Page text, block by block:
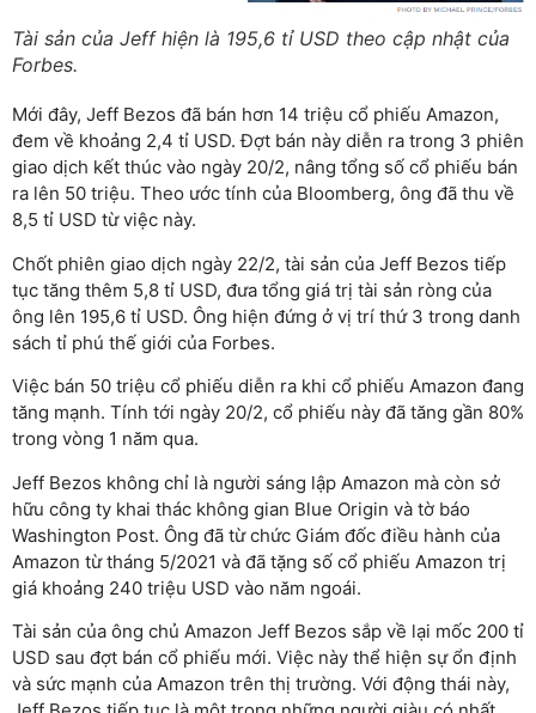
Tài sản của Jeff hiện là 195,6 tỉ USD theo cập nhật của
Forbes.
Mới đây, Jeff Bezos đã bán hơn 14 triệu cổ phiếu Amazon,
đem về khoảng 2,4 tỉ USD. Đợt bán này diễn ra trong 3 phiên
giao dịch kết thúc vào ngày 20/2, nâng tổng số cổ phiếu bán
ra lên 50 triệu. Theo ước tính của Bloomberg, ông đã thu về
8,5 tỉ USD từ việc này.
Chốt phiên giao dịch ngày 22/2, tài sản của Jeff Bezos tiếp
tục tăng thêm 5,8 tỉ USD, đưa tổng giá trị tài sản ròng của
ông lên 195,6 tỉ USD. Ông hiện đứng ở vị trí thứ 3 trong danh
sách tỉ phú thế giới của Forbes.
Việc bán 50 triệu cổ phiếu diễn ra khi cổ phiếu Amazon đang
tăng mạnh. Tính tới ngày 20/2, cổ phiếu này đã tăng gần 80%
trong vòng 1 năm qua.
Jeff Bezos không chỉ là người sáng lập Amazon mà còn sở
hữu công ty khai thác không gian Blue Origin và tờ báo
Washington Post. Ông đã từ chức Giám đốc điều hành của
Amazon từ tháng 5/2021 và đã tặng số cổ phiếu Amazon trị
giá khoảng 240 triệu USD vào năm ngoái.
Tài sản của ông chủ Amazon Jeff Bezos sắp về lại mốc 200 tỉ
USD sau đợt bán cổ phiếu mới. Việc này thể hiện sự ổn định
và sức mạnh của Amazon trên thị trường. Với động thái này,